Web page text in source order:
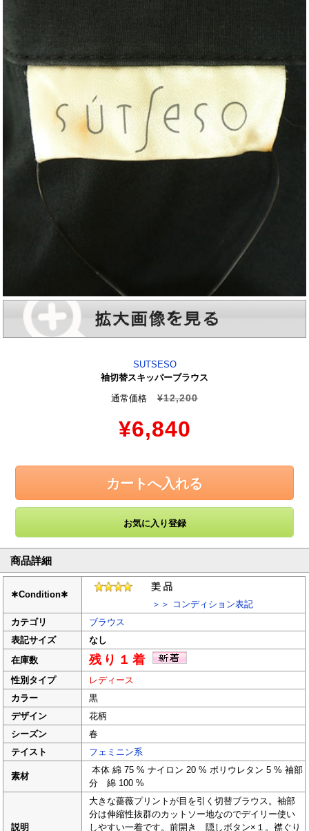
SUTSESO
袖切替スキッパーブラウス
通常価格
¥12,200
¥6,840
カートへ入れる
商品詳細
✱Condition✱
＞＞ コンディション表記
カテゴリ
ブラウス
表記サイズ
なし
在庫数
残り１着
性別タイプ
レディース
カラー
黒
デザイン
花柄
シーズン
春
テイスト
フェミニン系
素材
本体 綿 75 % ナイロン 20 % ポリウレタン 5 % 袖部
分 綿 100 %
説明
大きな薔薇プリントが目を引く切替ブラウス。袖部
分は伸縮性抜群のカットソー地なのでデイリー使い
しやすい一着です。前開き 隠しボタン×１。襟ぐり